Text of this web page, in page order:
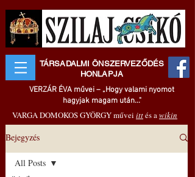
TÁRSADALMI ÖNSZERVEZŐDÉS
HONLAPJA
VERZÁR ÉVA művei – „Hogy valami nyomot
hagyjak magam után..."
VARGA DOMOKOS GYÖRGY művei ittés awikin
Bejegyzés
All Posts